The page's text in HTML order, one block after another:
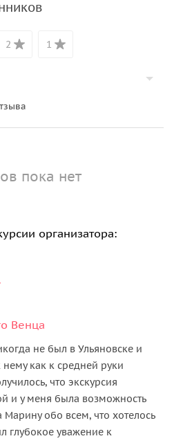
2 1
пока нет
организатора:
Венца
не был в Ульяновске и
как к средней руки
что экскурсия
и у меня была возможность
Марину обо всем, что хотелось
глубокое уважение к